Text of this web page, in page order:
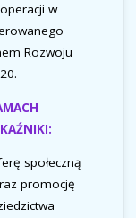
w
Rozwoju
społeczną
promocję